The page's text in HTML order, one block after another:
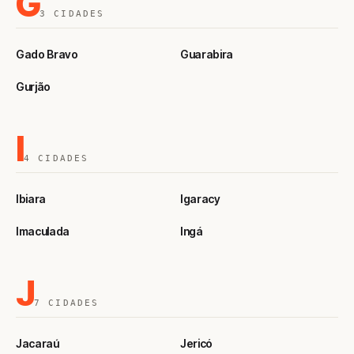
3 CIDADES
Gado Bravo Guarabira
Gurjão
I4 CIDADES
Ibiara Igaracy
Imaculada Ingá
J7 CIDADES
Jacaraú Jericó